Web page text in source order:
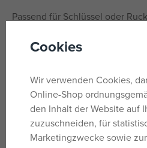
Passend für Schlüssel oder
Farben immer für gute Laune.
Form kleiner Anhänger, die
zum Freund für unterwegs
Plüschhöhe: 9 cm
Cookies
Wir verwenden Cookies,
Online-Shop
den Inhalt der Website auf
zuzuschneiden, für
Marketingzwecke sowie